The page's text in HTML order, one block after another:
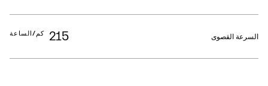
السرعة القصوى 215 كم/الساعة